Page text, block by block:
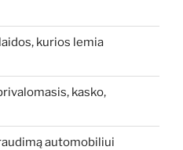
kurios lemia
kasko,
automobiliui